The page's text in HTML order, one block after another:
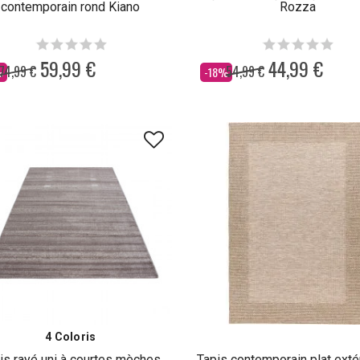
contemporain rond Kiano
€ 59,99 €
Rozza
-18%
Dès 54,99 € 44,99 €
4 Coloris